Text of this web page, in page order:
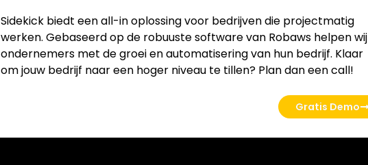
Sidekick biedt een all-in oplossing voor bedrijven die projectmatig
werken. Gebaseerd op de robuuste software van Robaws helpen wij
ondernemers met de groei en automatisering van hun bedrijf. Klaar
om jouw bedrijf naar een hoger niveau te tillen? Plan dan een call!
Gratis Demo